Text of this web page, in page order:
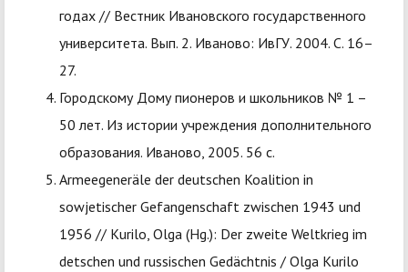
годах // Вестник Ивановского государственного
университета. Вып. 2. Иваново: ИвГУ. 2004. С. 16–
27.
Городскому Дому пионеров и школьников № 1 –
50 лет. Из истории учреждения дополнительного
образования. Иваново, 2005. 56 с.
Armeegeneräle der deutschen Koalition in
sowjetischer Gefangenschaft zwischen 1943 und
1956 // Kurilo, Olga (Hg.): Der zweite Weltkrieg im
detschen und russischen Gedächtnis / Olga Kurilo